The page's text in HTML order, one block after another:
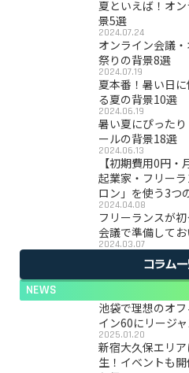
夏といえば！オ
景5選
2024.07.24
オンライン会議
祭りの背景8選
2024.07.19
夏本番！暑い日
る夏の背景10選
2024.06.19
暑い夏にぴった
ールの背景18選
2024.06.13
【初期費用0円
起業家・フリー
ロン」を使う3つ
2024.04.08
フリーランスが
会議で準備して
2024.03.07
コラム
NEWS
池袋で理想のオ
イン60にリージ
2025.01.20
新宿大久保エリ
生！イベントも